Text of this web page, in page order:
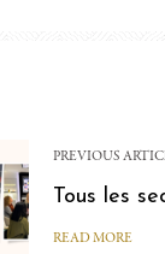
PREVIOUS
Tous les
READ MORE